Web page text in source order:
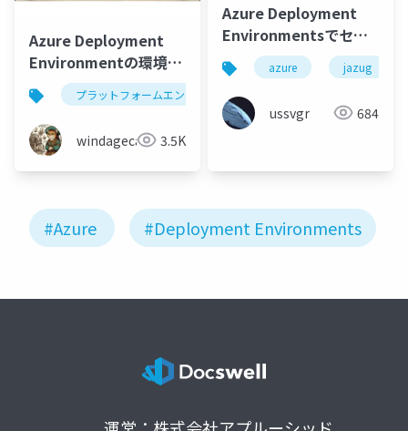
Azure Deployment
Environmentの環境ラ
イフサイクルをAzure
Pipelineで実装してみ
る
プラットフォームエンジニアリング
windagecat 3.5K
Azure Deployment
Environmentsでセル
フサービス環境作成
azure jazug
ussvgr 684
#Azure #Deployment Environments